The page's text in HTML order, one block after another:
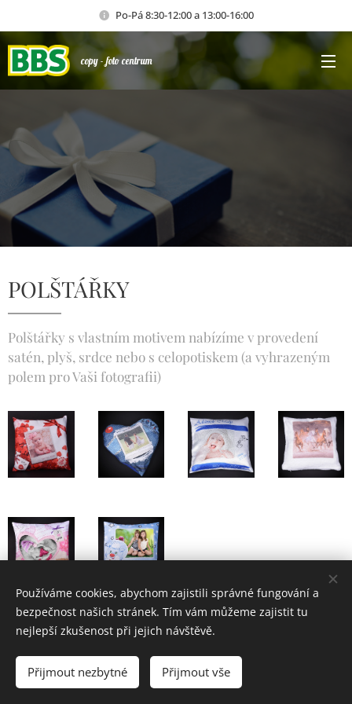
Po-Pá 8:30-12:00 a 13:00-16:00
copy - foto centrum
POLŠTÁŘKY
Polštářky s vlastním motivem nabízíme v provedení
satén, plyš, srdce nebo s celopotiskem (a vyhrazeným
polem pro Vaši fotografii)
Vytvořeno službou Webnode
Používáme cookies, abychom zajistili správné fungování a
bezpečnost našich stránek. Tím vám můžeme zajistit tu
nejlepší zkušenost při jejich návštěvě.
Přijmout nezbytné Přijmout vše